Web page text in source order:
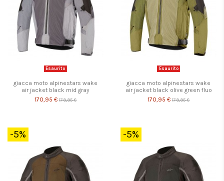
Esaurito
giacca moto alpinestars wake
air jacket black mid gray
170,95 € 179,95 €
Esaurito
giacca moto alpinestars wake
air jacket black olive green fluo
170,95 € 179,95 €
-5% -5%